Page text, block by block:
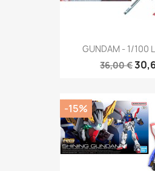
GUNDAM - 1/100
36,00 €
-15%